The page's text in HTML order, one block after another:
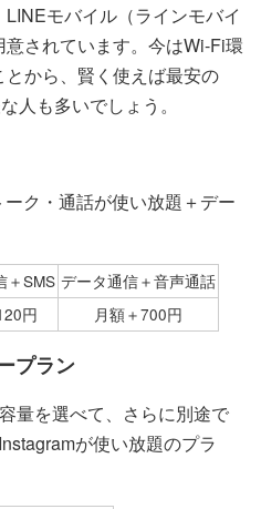
モバイル（ラインモバイ
されています。今はWi-Fi環
から、賢く使えば最安の
人も多いでしょう。
ク・通話が使い放題＋デー
＋SMS データ通信＋音声通話
円 月額＋700円
プラン
量を選べて、さらに別途で
が使い放題のプラ